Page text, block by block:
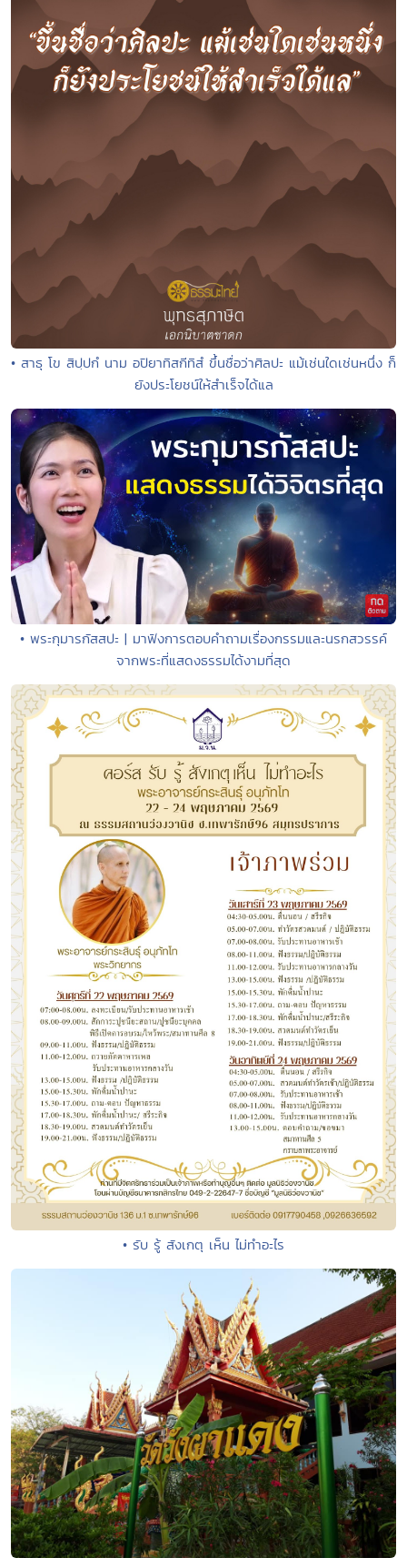
• สาธุ โข สิปฺปกํ นาม อปิยาทิสกีทิสํ ขึ้นชื่อว่าศิลปะ แม้เช่นใดเช่นหนึ่ง ก็
ยังประโยชน์ให้สำเร็จได้แล
• พระกุมารกัสสปะ | มาฟังการตอบคำถามเรื่องกรรมและนรกสวรรค์
จากพระที่แสดงธรรมได้งามที่สุด
• รับ รู้ สังเกตุ เห็น ไม่ทำอะไร